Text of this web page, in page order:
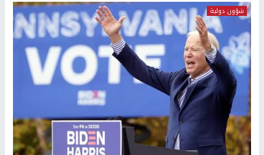
شؤون دولية